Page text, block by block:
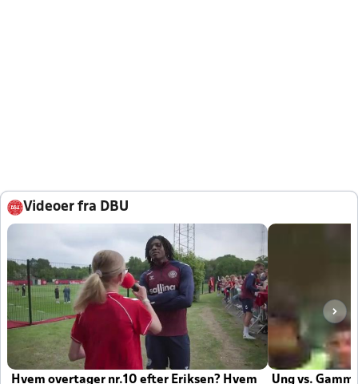
Videoer fra DBU
Hvem overtager nr.10 efter Eriksen? Hvem
Ung vs.